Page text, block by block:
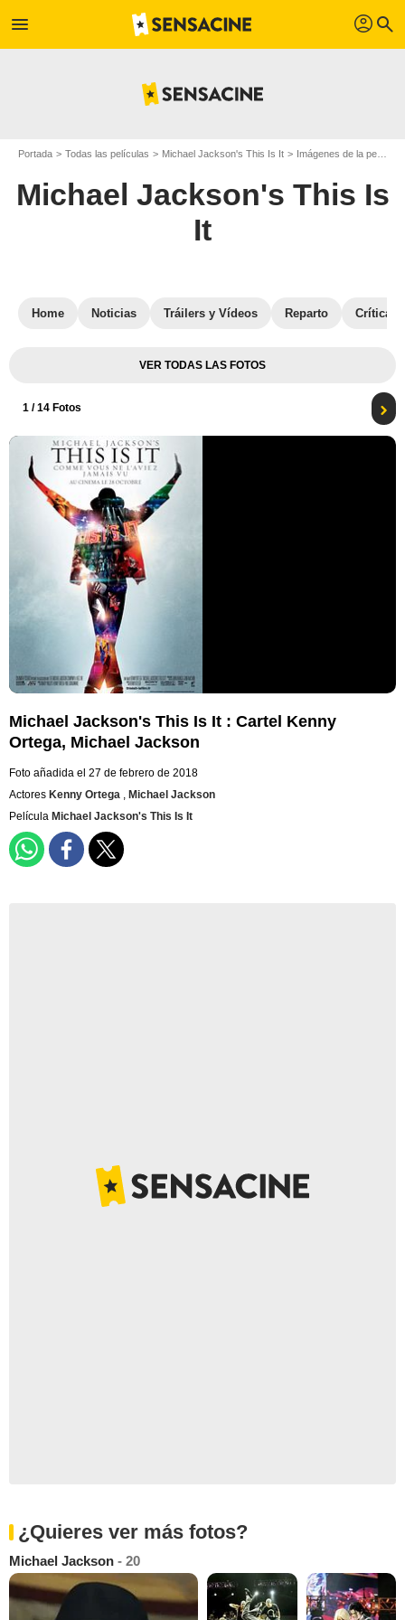
menu profil search
Portada Todas las películas Michael Jackson's This Is It Imágenes de la película Michael Jackson's This Is It
Michael Jackson's This Is
It
Home Noticias Tráilers y Vídeos Reparto Críticas
VER TODAS LAS FOTOS
1 / 14 Fotos
Michael Jackson's This Is It : Cartel Kenny
Ortega, Michael Jackson
Foto añadida el 27 de febrero de 2018
Actores Kenny Ortega , Michael Jackson
Película Michael Jackson's This Is It
¿Quieres ver más fotos?
Michael Jackson - 20